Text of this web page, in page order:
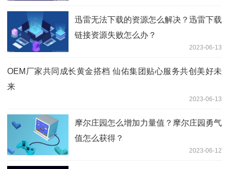
迅雷无法下载的资源怎么解决？迅雷下载
链接资源失败怎么办？
2023-06-13
OEM厂家共同成长黄金搭档 仙佑集团贴心服务共创美好未
来
2023-06-13
摩尔庄园怎么增加力量值？摩尔庄园勇气
值怎么获得？
2023-06-12